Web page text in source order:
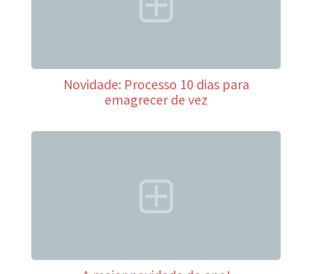
Novidade: Processo 10 dias para
emagrecer de vez